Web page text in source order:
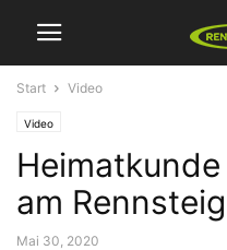
Start Video
Video
am Rennsteig
Mai 30, 2020